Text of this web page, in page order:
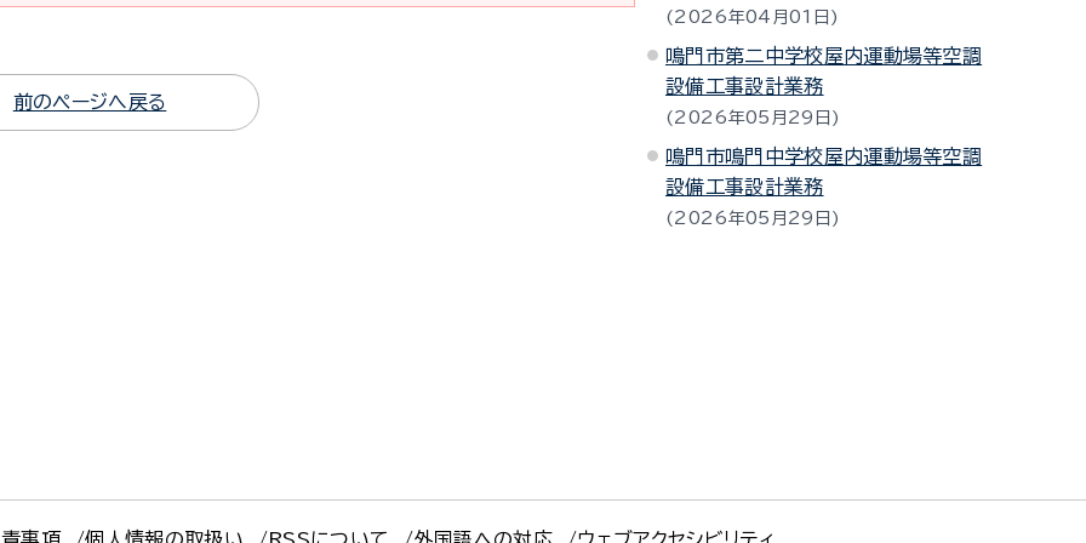
前のページへ戻る
2026年04月01日
鳴門市第二中学校屋内運動場等空調
設備工事設計業務
2026年05月29日
鳴門市鳴門中学校屋内運動場等空調
設備工事設計業務
2026年05月29日